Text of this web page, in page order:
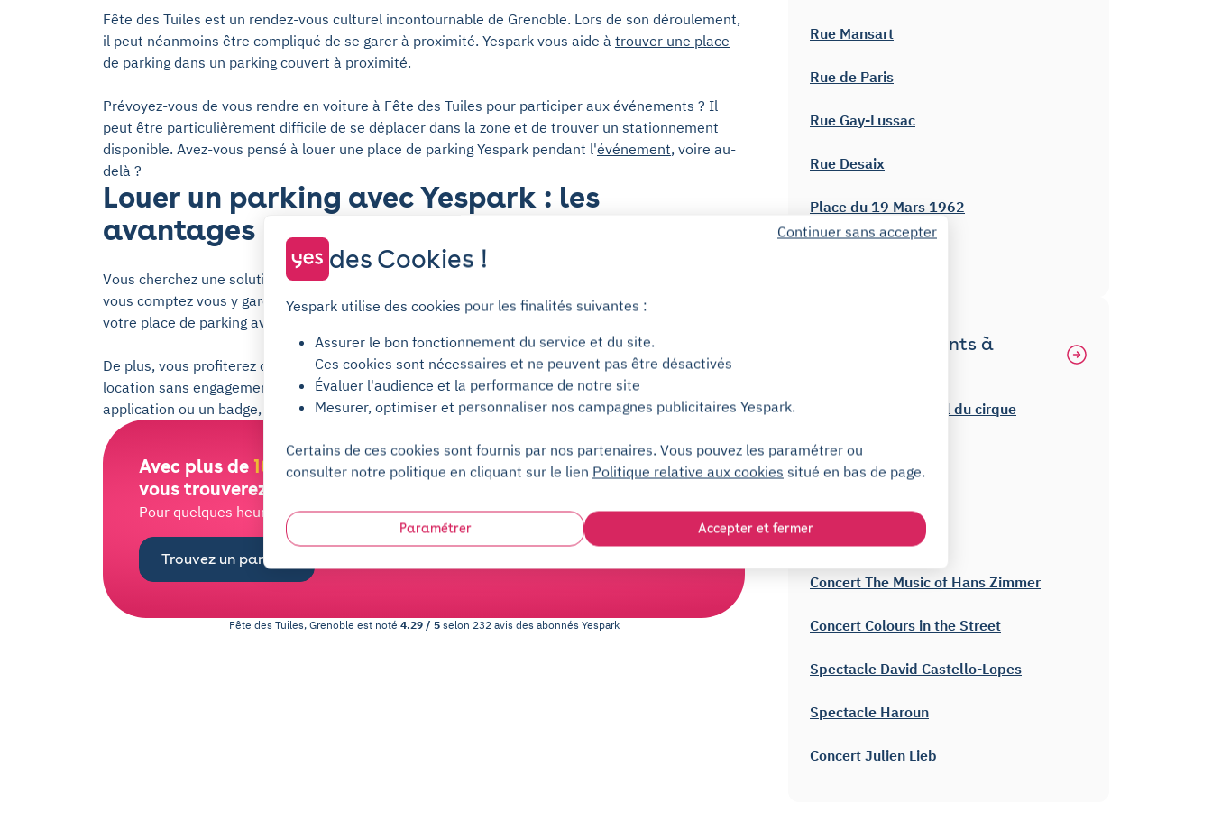
Fête des Tuiles est un rendez-vous culturel incontournable de Grenoble. Lors de son déroulement,
il peut néanmoins être compliqué de se garer à proximité. Yespark vous aide à trouver une place
de parking dans un parking couvert à proximité.
Prévoyez-vous de vous rendre en voiture à Fête des Tuiles pour participer aux événements ? Il
peut être particulièrement difficile de se déplacer dans la zone et de trouver un stationnement
disponible. Avez-vous pensé à louer une place de parking Yespark pendant l'événement, voire au-
delà ?
Louer un parking avec Yespark : les
avantages
Vous cherchez une solution de stationnement dans Fête des Tuiles pour un prix compétitif ? Si
vous comptez vous y garer souvent, il faudra envisager une place de parking longue durée. Louez
votre place de parking avec Yespark ! Nous proposons nos places à la location au mois.
De plus, vous profiterez de quelques avantages : une période d'essai gratuite de 2 jours, une
location sans engagement, résiliable à tout moment et sans frais, une ouverture avec notre
application ou un badge, un support humain disponible 7j/7.
Avec plus de 100 000 places de parking partout en France,
vous trouverez bien la vôtre !
Pour quelques heures ou quelques mois, le parking c'est toujours Yess !
Trouvez un parking
Fête des Tuiles, Grenoble est noté 4.29 / 5 selon 232avis des abonnés Yespark
Rue Mansart
Rue de Paris
Rue Gay-Lussac
Rue Desaix
Place du 19 Mars 1962
Autres événements à
Festival international du cirque
Spectacle D'jal
Holocène Festival
Concert The Music of Hans Zimmer
Concert Colours in the Street
Spectacle David Castello-Lopes
Spectacle Haroun
Concert Julien Lieb
Continuer sans accepter
des Cookies !
Yespark utilise des cookies pour les finalités suivantes :
Assurer le bon fonctionnement du service et du site.
Ces cookies sont nécessaires et ne peuvent pas être désactivés
Évaluer l'audience et la performance de notre site
Mesurer, optimiser et personnaliser nos campagnes publicitaires Yespark.
Certains de ces cookies sont fournis par nos partenaires. Vous pouvez les paramétrer ou
consulter notre politique en cliquant sur le lien Politique relative aux cookies situé en bas de page.
Paramétrer Accepter et fermer